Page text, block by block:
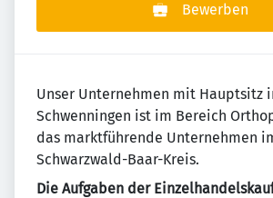
Bewerben
Unser Unternehmen mit Hauptsitz
Schwenningen ist im Bereich
das marktführende Unternehmen
Schwarzwald-Baar-Kreis.
Die Aufgaben der